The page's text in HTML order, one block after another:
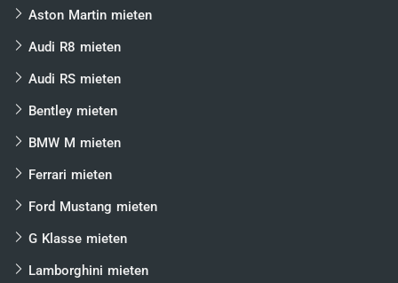
Aston Martin mieten
Audi R8 mieten
Audi RS mieten
Bentley mieten
BMW M mieten
Ferrari mieten
Ford Mustang mieten
G Klasse mieten
Lamborghini mieten